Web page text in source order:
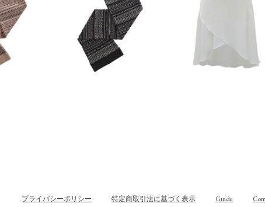
プライバシーポリシー 特定商取引法に基づく表示 Guide